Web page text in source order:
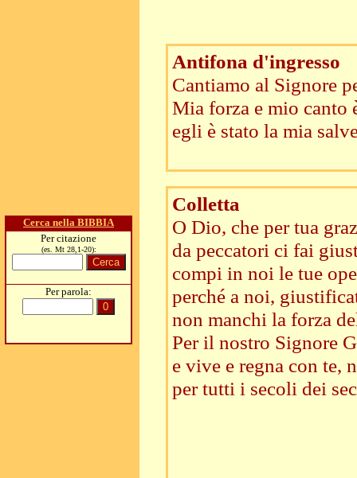
Cerca nella BIBBIA
Per citazione
(es. Mt 28,1-20):
Per parola:
Antifona d'ingresso
Cantiamo al Signore
Mia forza e mio canto
egli è stato la mia
Colletta
O Dio, che per tua
da peccatori ci fai
compi in noi le tue
perché a noi,
non manchi la forza
Per il nostro Signore
e vive e regna con te,
per tutti i secoli dei